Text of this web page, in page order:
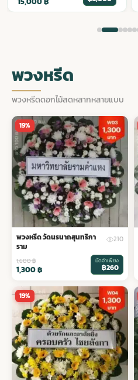
พวงหรีด
พวงหรีดดอกไม้สดหลากหลายแบบ
19%
พวงหรีด วัดนรนาถสุนทริกา
ราม
210
1,600฿
1,300฿
มัดจำเพียง
฿260
19%